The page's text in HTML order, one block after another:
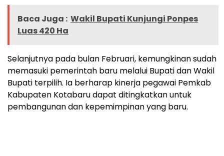
Baca Juga : Wakil Bupati Kunjungi Ponpes
Luas 420 Ha
Selanjutnya pada bulan Februari, kemungkinan sudah
memasuki pemerintah baru melalui Bupati dan Wakil
Bupati terpilih. Ia berharap kinerja pegawai Pemkab
Kabupaten Kotabaru dapat ditingkatkan untuk
pembangunan dan kepemimpinan yang baru.